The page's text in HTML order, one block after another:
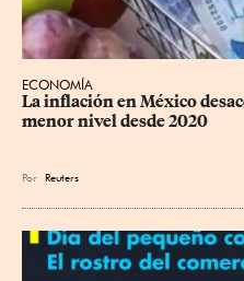
ECONOMÍA
La inflación en México
menor nivel desde 2020
Por Reuters